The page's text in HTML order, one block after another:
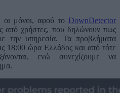
οι μόνοι, αφού το DownDetector
από χρήστες, που δηλώνουν πως
την υπηρεσία. Τα προβλήματα
18:00 ώρα Ελλάδος και από τότε
ενώ συνεχίζουμε να